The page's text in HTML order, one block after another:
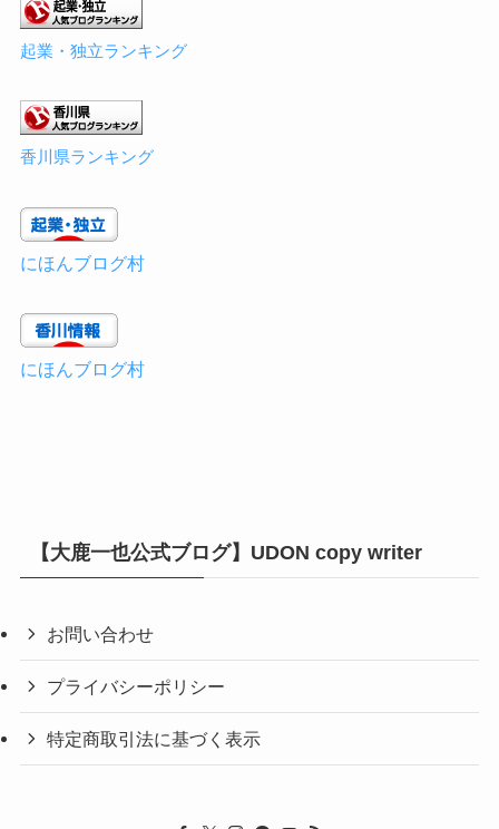
起業・独立ランキング
香川県ランキング
にほんブログ村
にほんブログ村
【大鹿一也公式ブログ】UDON copy writer
お問い合わせ
プライバシーポリシー
特定商取引法に基づく表示